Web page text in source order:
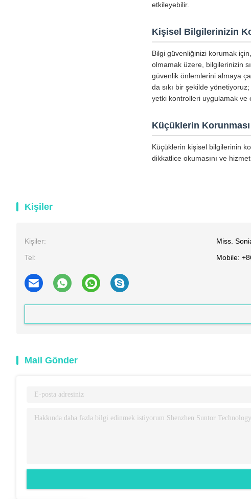
etkileyebilir.
Kişisel Bilgilerinizin
Bilgi güvenliğinizi korumak
olmamak üzere, bilgilerinizin
güvenlik önlemlerini almaya
da sıkı bir şekilde
yetki kontrolleri uygulamak ve
Küçüklerin Korunması
Küçüklerin kişisel bilgilerinin
dikkatlice okumasını ve
Kişiler
Kişiler:
Miss.
Tel:
Mobile:
Mail Gönder